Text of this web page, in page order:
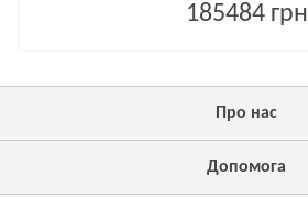
185484 грн
Про нас
Допомога